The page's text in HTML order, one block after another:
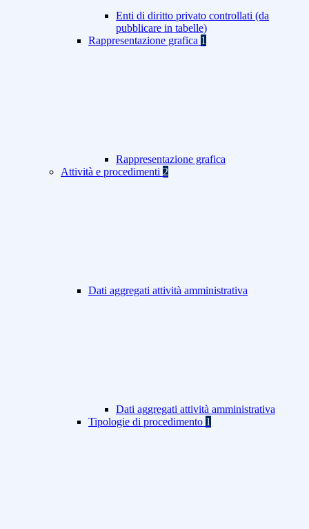
Enti di diritto privato controllati (da
pubblicare in tabelle)
Rappresentazione grafica 1
Rappresentazione grafica
Attività e procedimenti 2
Dati aggregati attività amministrativa
Dati aggregati attività amministrativa
Tipologie di procedimento 1